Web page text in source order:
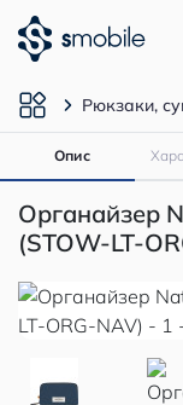
Рюкзаки,
Опис
Органайзер
(STOW-LT-